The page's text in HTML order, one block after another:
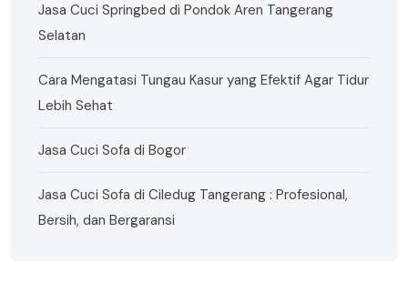
Jasa Cuci Springbed di Pondok Aren Tangerang
Selatan
Cara Mengatasi Tungau Kasur yang Efektif Agar Tidur
Lebih Sehat
Jasa Cuci Sofa di Bogor
Jasa Cuci Sofa di Ciledug Tangerang : Profesional,
Bersih, dan Bergaransi